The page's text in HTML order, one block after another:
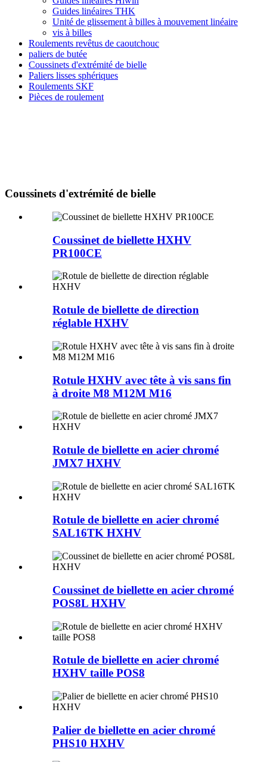
Guides linéaires THK
Unité de glissement à billes à mouvement linéaire
vis à billes
Roulements revêtus de caoutchouc
paliers de butée
Coussinets d'extrémité de bielle
Paliers lisses sphériques
Roulements SKF
Pièces de roulement
Coussinets d'extrémité de bielle
Coussinet de biellette HXHV
PR100CE
Rotule de biellette de direction
réglable HXHV
Rotule HXHV avec tête à vis sans fin
à droite M8 M12M M16
Rotule de biellette en acier chromé
JMX7 HXHV
Rotule de biellette en acier chromé
SAL16TK HXHV
Coussinet de biellette en acier chromé
POS8L HXHV
Rotule de biellette en acier chromé
HXHV taille POS8
Palier de biellette en acier chromé
PHS10 HXHV